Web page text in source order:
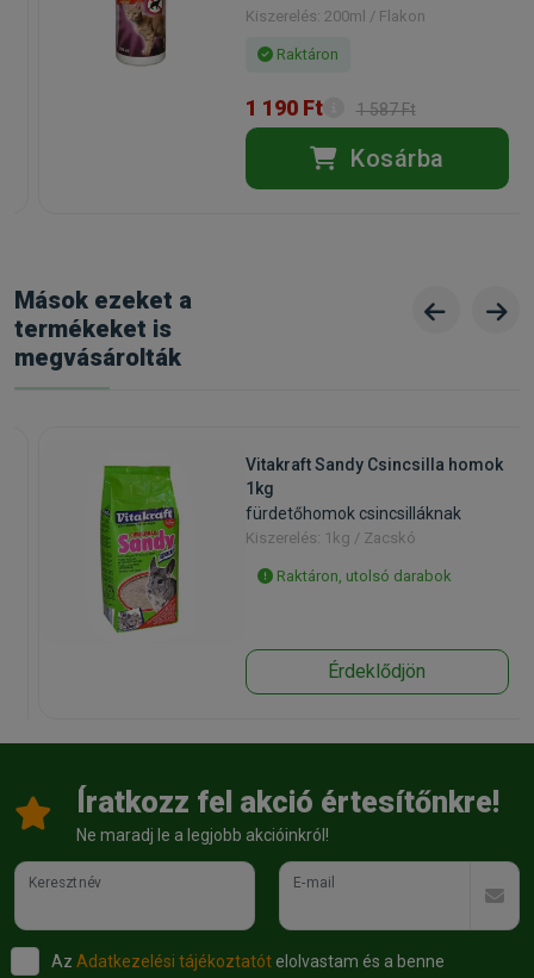
Kiszerelés: 200ml / Flakon
Raktáron
1 190 Ft 1 587 Ft
Kosárba
Mások ezeket a
termékeket is
megvásárolták
Vitakraft Sandy Csincsilla homok
1kg
fürdetőhomok csincsilláknak
Kiszerelés: 1kg / Zacskó
Raktáron, utolsó darabok
Érdeklődjön
Íratkozz fel akció értesítőnkre!
Ne maradj le a legjobb akcióinkról!
Keresztnév E-mail
Az Adatkezelési tájékoztatót elolvastam és a benne